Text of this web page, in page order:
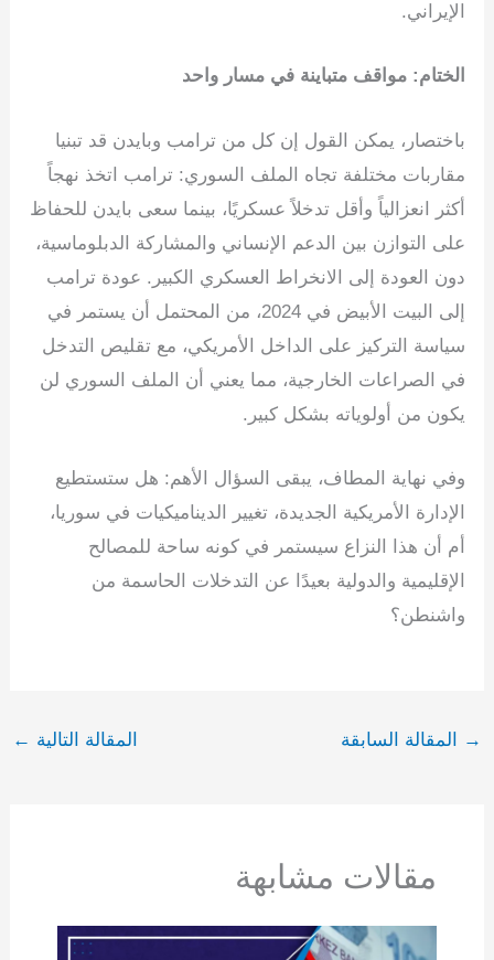
الإيراني.
الختام: مواقف متباينة في مسار واحد
باختصار، يمكن القول إن كل من ترامب وبايدن قد تبنيا
مقاربات مختلفة تجاه الملف السوري: ترامب اتخذ نهجاً
أكثر انعزالياً وأقل تدخلاً عسكريًا، بينما سعى بايدن للحفاظ
على التوازن بين الدعم الإنساني والمشاركة الدبلوماسية،
دون العودة إلى الانخراط العسكري الكبير. عودة ترامب
إلى البيت الأبيض في 2024، من المحتمل أن يستمر في
سياسة التركيز على الداخل الأمريكي، مع تقليص التدخل
في الصراعات الخارجية، مما يعني أن الملف السوري لن
يكون من أولوياته بشكل كبير.
وفي نهاية المطاف، يبقى السؤال الأهم: هل ستستطيع
الإدارة الأمريكية الجديدة، تغيير الديناميكيات في سوريا،
أم أن هذا النزاع سيستمر في كونه ساحة للمصالح
الإقليمية والدولية بعيدًا عن التدخلات الحاسمة من
واشنطن؟
→ المقالة السابقة المقالة التالية ←
مقالات مشابهة